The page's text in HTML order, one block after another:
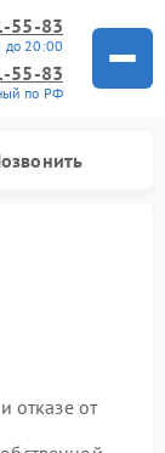
55-83
до 20:00
55-83
по РФ
отказе от